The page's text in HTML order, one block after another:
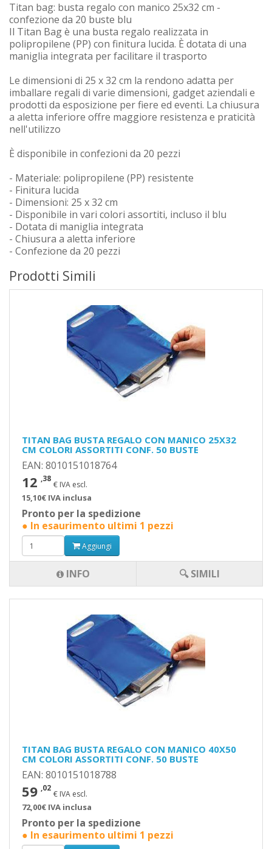
Titan bag: busta regalo con manico 25x32 cm -
confezione da 20 buste blu
Il Titan Bag è una busta regalo realizzata in
polipropilene (PP) con finitura lucida. È dotata di una
maniglia integrata per facilitare il trasporto
Le dimensioni di 25 x 32 cm la rendono adatta per
imballare regali di varie dimensioni, gadget aziendali e
prodotti da esposizione per fiere ed eventi. La chiusura
a aletta inferiore offre maggiore resistenza e praticità
nell'utilizzo
È disponibile in confezioni da 20 pezzi
- Materiale: polipropilene (PP) resistente
- Finitura lucida
- Dimensioni: 25 x 32 cm
- Disponibile in vari colori assortiti, incluso il blu
- Dotata di maniglia integrata
- Chiusura a aletta inferiore
- Confezione da 20 pezzi
Prodotti Simili
TITAN BAG BUSTA REGALO CON MANICO 25X32
CM COLORI ASSORTITI CONF. 50 BUSTE
EAN: 8010151018764
12 ,38
€ IVA escl.
15,10€ IVA inclusa
Pronto per la spedizione
● In esaurimento ultimi 1 pezzi
Aggiungi
INFO 🔍 SIMILI
TITAN BAG BUSTA REGALO CON MANICO 40X50
CM COLORI ASSORTITI CONF. 50 BUSTE
EAN: 8010151018788
59 ,02
€ IVA escl.
72,00€ IVA inclusa
Pronto per la spedizione
● In esaurimento ultimi 1 pezzi